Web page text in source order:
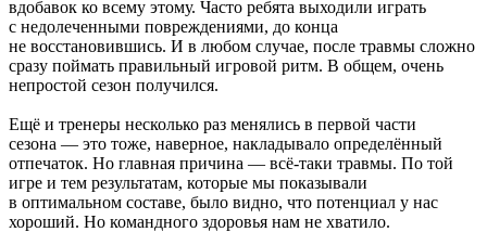
вдобавок ко всему этому. Часто ребята выходили играть
с недолеченными повреждениями, до конца
не восстановившись. И в любом случае, после травмы сложно
сразу поймать правильный игровой ритм. В общем, очень
непростой сезон получился.
Ещё и тренеры несколько раз менялись в первой части
сезона — это тоже, наверное, накладывало определённый
отпечаток. Но главная причина — всё-таки травмы. По той
игре и тем результатам, которые мы показывали
в оптимальном составе, было видно, что потенциал у нас
хороший. Но командного здоровья нам не хватило.